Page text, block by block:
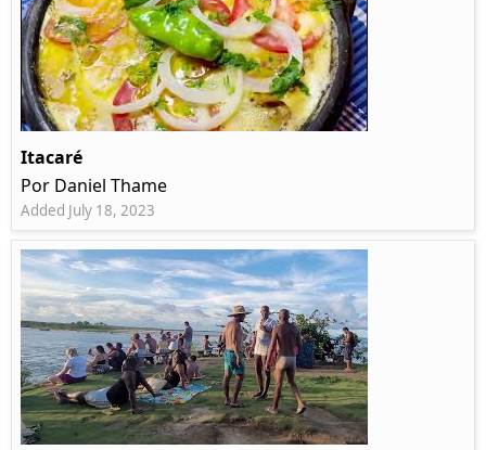
Itacaré
Por Daniel Thame
Added July 18, 2023